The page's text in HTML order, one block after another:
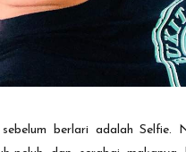
berlari adalah Selfie.